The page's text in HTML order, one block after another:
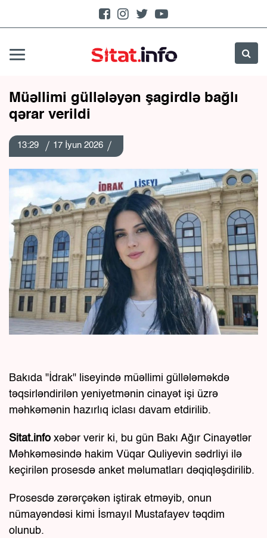
Müəllimi güllələyən şagirdlə bağlı
qərar verildi
13:29 17 İyun 2026
Bakıda "İdrak" liseyində müəllimi güllələməkdə
təqsirləndirilən yeniyetmənin cinayət işi üzrə
məhkəmənin hazırlıq iclası davam etdirilib.
Sitat.info xəbər verir ki, bu gün Bakı Ağır Cinayətlər
Məhkəməsində hakim Vüqar Quliyevin sədrliyi ilə
keçirilən prosesdə anket məlumatları dəqiqləşdirilib.
Prosesdə zərərçəkən iştirak etməyib, onun
nümayəndəsi kimi İsmayıl Mustafayev təqdim
olunub.